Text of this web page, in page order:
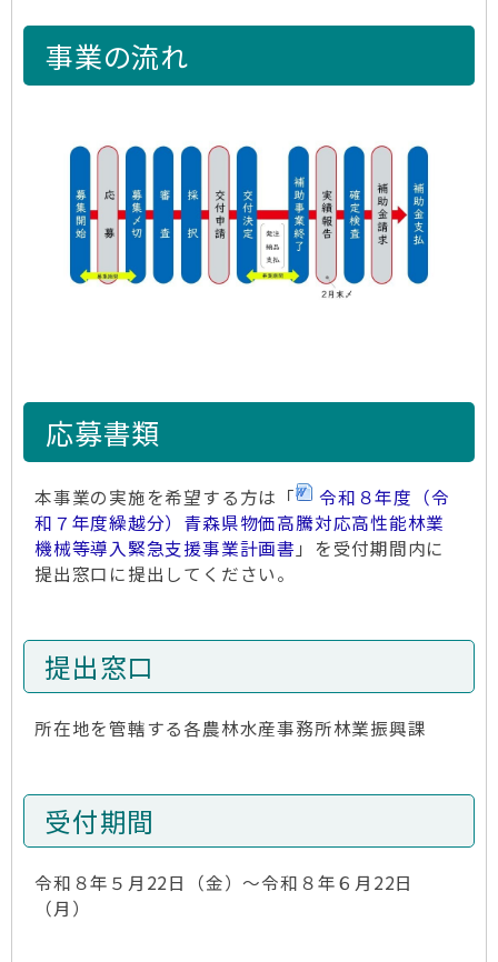
事業の流れ
応募書類
本事業の実施を希望する方は「
令和８年度（令
和７年度繰越分）青森県物価高騰対応高性能林業
機械等導入緊急支援事業計画書 」を受付期間内に
提出窓口に提出してください。
提出窓口
所在地を管轄する各農林水産事務所林業振興課
受付期間
令和８年５月22日（金）～令和８年６月22日
（月）